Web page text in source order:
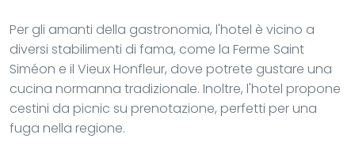
Per gli amanti della gastronomia, l'hotel è vicino a
diversi stabilimenti di fama, come la Ferme Saint
Siméon e il Vieux Honfleur, dove potrete gustare una
cucina normanna tradizionale. Inoltre, l'hotel propone
cestini da picnic su prenotazione, perfetti per una
fuga nella regione.